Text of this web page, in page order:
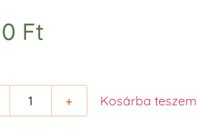
Ft
+ Kosárba teszem